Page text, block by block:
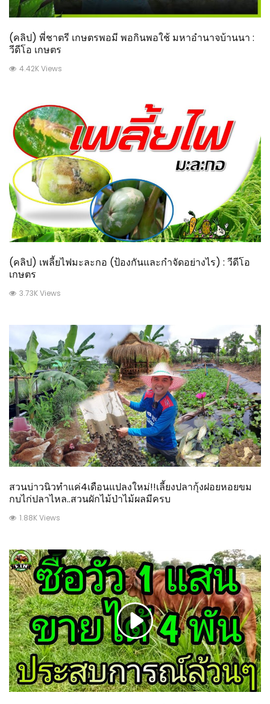
(คลิป) พี่ชาตรี เกษตรพอมี พอกินพอใช้ มหาอำนาจบ้านนา :
วีดีโอ เกษตร
4.42K Views
(คลิป) เพลี้ยไฟมะละกอ (ป้องกันและกำจัดอย่างไร) : วีดีโอ
เกษตร
3.73K Views
สวนบ่าวนิวทำแค่4เดือนแปลงใหม่!!เลี้ยงปลากุ้งฝอยหอยขม
กบไก่ปลาไหล..สวนผักไม้ป่าไม้ผลมีครบ
1.88K Views